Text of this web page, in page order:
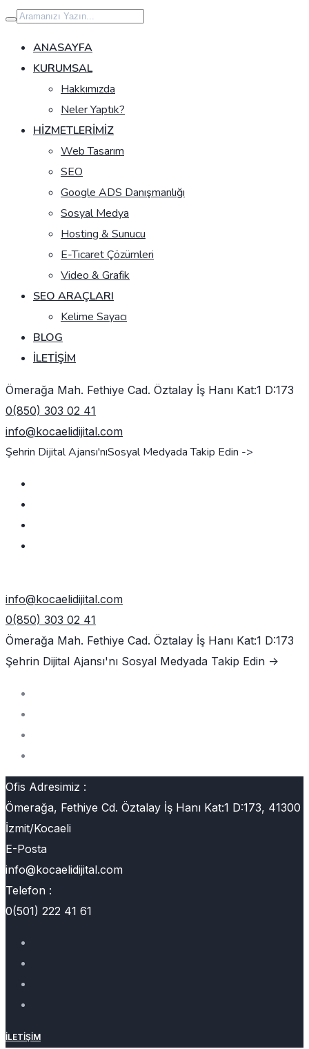
İçeriğe
geç
ANASAYFA
KURUMSAL
Hakkımızda
Neler Yaptık?
HIZMETLERIMIZ
Web Tasarım
SEO
Google ADS Danışmanlığı
Sosyal Medya
Hosting & Sunucu
E-Ticaret Çözümleri
Video & Grafik
SEO ARAÇLARI
Kelime Sayacı
BLOG
İLETIŞIM
Ömerağa Mah. Fethiye Cad. Öztalay İş Hanı Kat:1 D:173
0(850) 303 02 41
info@kocaelidijital.com
Şehrin Dijital Ajansı'nıSosyal Medyada Takip Edin ->
info@kocaelidijital.com
0(850) 303 02 41
Ömerağa Mah. Fethiye Cad. Öztalay İş Hanı Kat:1 D:173
Şehrin Dijital Ajansı'nı Sosyal Medyada Takip Edin ->
Ofis Adresimiz :
Ömerağa, Fethiye Cd. Öztalay İş Hanı Kat:1 D:173, 41300
İzmit/Kocaeli
E-Posta
info@kocaelidijital.com
Telefon :
0(501) 222 41 61
İLETIŞIM